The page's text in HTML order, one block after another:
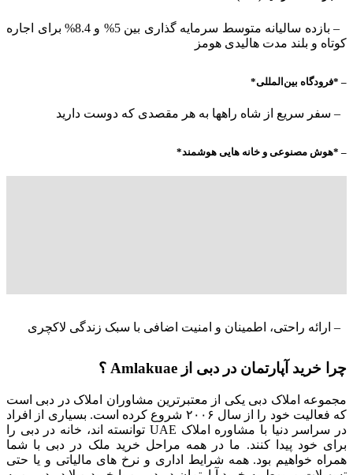
– بازده سالیانه متوسط سرمایه گذاری بین 5% و 8.4% برای اجاره
کوتاه و بلند مدت هالیدی هومز
– *فرودگاه بین‌المللی*
– سفر سریع از شاه راهها به هر مقصدی که دوست دارید
– *هوش مصنوعی و خانه هایی هوشمند*
– ارائه راحتی، اطمینان و امنیت اضافی با سبک زندگی لاکچری
چرا خرید آپارتمان در دبی از Amlakuae ؟
مجموعه املاک دبی یکی از معتبرترین مشاوران املاک در دبی است
که فعالیت خود را از سال ۲۰۰۶ شروع کرده است. بسیاری از افراد
در سراسر دنیا با مشاوره املاک UAE توانسته اند، خانه در دبی را
برای خود پیدا کنند. ما در همه مراحل خرید ملک در دبی با شما
همراه خواهیم بود. همه شرایط اداری و نرخ های مالیاتی و یا حتی